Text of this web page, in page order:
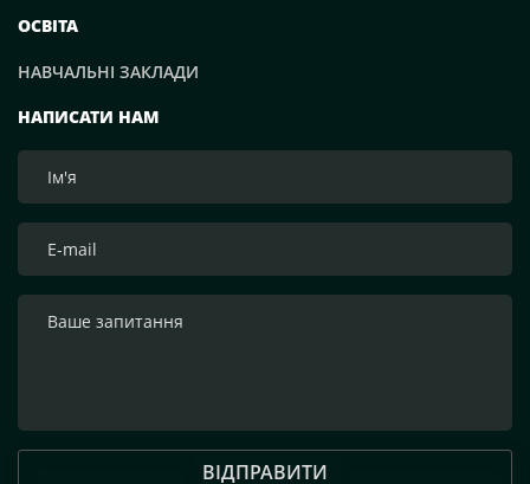
НАПИСАТИ НАМ
ВІДПРАВИТИ
ОСВІТА
НАВЧАЛЬНІ ЗАКЛАДИ